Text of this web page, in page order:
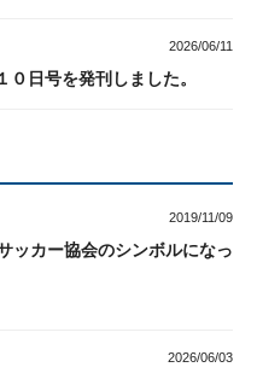
2026/06/11
日号を発刊しました。
2019/11/09
ッカー協会のシンボルになっ
2026/06/03